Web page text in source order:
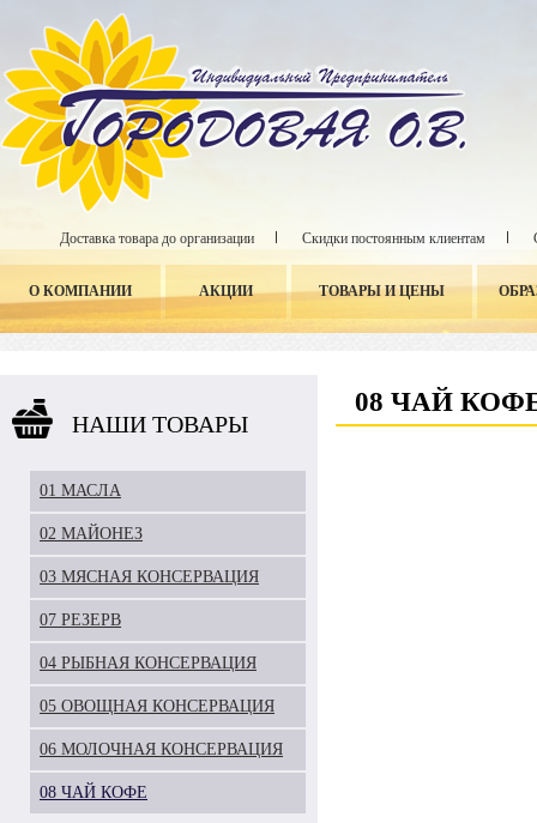
Доставка товара до организации Скидки постоянным клиентам
О КОМПАНИИ АКЦИИ ТОВАРЫ И ЦЕНЫ
НАШИ ТОВАРЫ
01 МАСЛА
02 МАЙОНЕЗ
03 МЯСНАЯ КОНСЕРВАЦИЯ
07 РЕЗЕРВ
04 РЫБНАЯ КОНСЕРВАЦИЯ
05 ОВОЩНАЯ КОНСЕРВАЦИЯ
06 МОЛОЧНАЯ КОНСЕРВАЦИЯ
08 ЧАЙ КОФЕ
08 ЧАЙ